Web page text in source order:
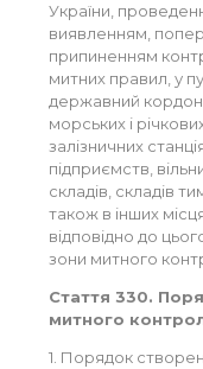
України,
виявленням,
припиненням
митних правил, у
державний кордон
морських і
залізничних
підприємств,
складів, складів
також в інших
відповідно до
зони митного
Стаття 330.
митного
1. Порядок